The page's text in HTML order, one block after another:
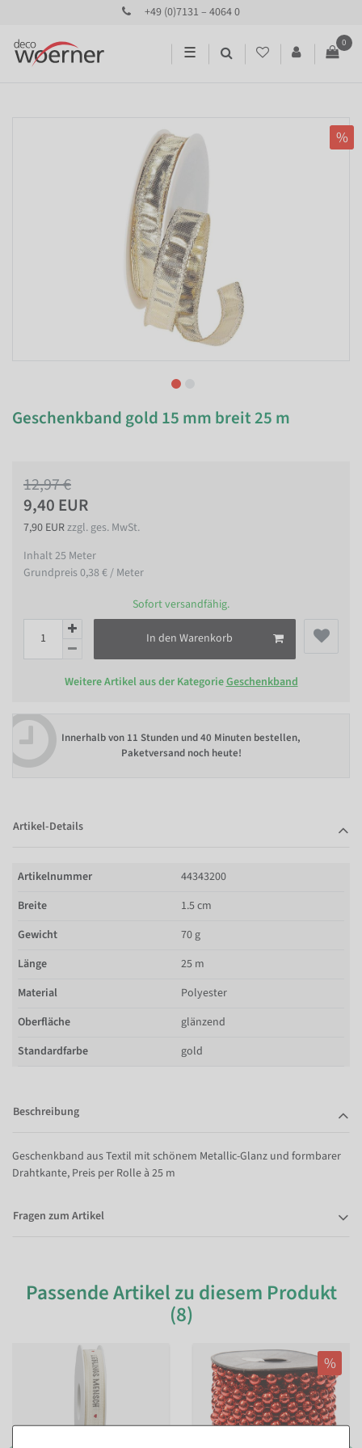
+49 (0)7131 – 4064 0
☰
0
%
Geschenkband gold 15 mm breit 25 m
12,97 €
9,40 EUR
7,90 EURzzgl. ges. MwSt.
Inhalt25 Meter
Grundpreis0,38 € / Meter
Sofort versandfähig.
In den Warenkorb
Weitere Artikel aus der KategorieGeschenkband
Innerhalb von 11 Stunden und 40 Minuten bestellen,
Paketversand noch heute!
Artikel-Details
Artikelnummer
44343200
Breite
1.5 cm
Gewicht
70 g
Länge
25 m
Material
Polyester
Oberfläche
glänzend
Standardfarbe
gold
Beschreibung
Geschenkband aus Textil mit schönem Metallic-Glanz und formbarer
Drahtkante, Preis per Rolle à 25 m
Fragen zum Artikel
Passende Artikel zu diesem Produkt
(8)
%